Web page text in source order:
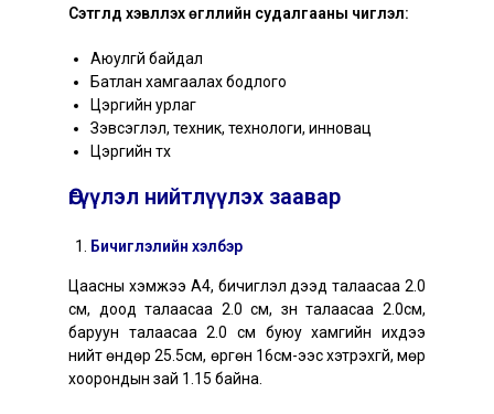
Сэтгүүлд хэвлүүлэх өгүүллийн судалгааны чиглэл:
Аюулгүй байдал
Батлан хамгаалах бодлого
Цэргийн урлаг
Зэвсэглэл, техник, технологи, инновац
Цэргийн түүх
Өгүүлэл нийтлүүлэх заавар
Бичиглэлийн хэлбэр
Цаасны хэмжээ А4, бичиглэл дээд талаасаа 2.0
см, доод талаасаа 2.0 см, зүүн талаасаа 2.0см,
баруун талаасаа 2.0 см буюу хамгийн ихдээ
нийт өндөр 25.5см, өргөн 16см-ээс хэтрэхгүй, мөр
хоорондын зай 1.15 байна.